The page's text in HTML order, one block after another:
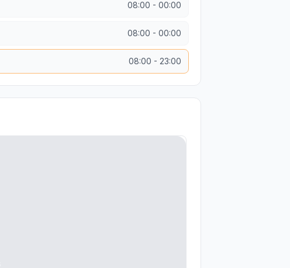
08:00 - 00:00
08:00 - 00:00
08:00 - 23:00